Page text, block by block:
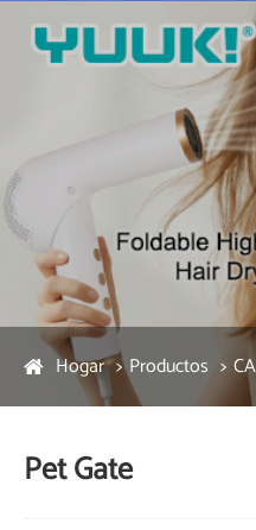
Hogar Productos
Pet Gate